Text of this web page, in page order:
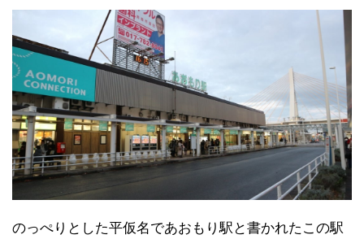
のっぺりとした平仮名であおもり駅と書かれたこの駅